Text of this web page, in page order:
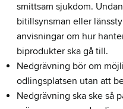
smittsam sjukdom.
bitillsynsman eller
anvisningar om hur
biprodukter ska gå till.
Nedgrävning bör om
odlingsplatsen utan att
Nedgrävning ska ske så